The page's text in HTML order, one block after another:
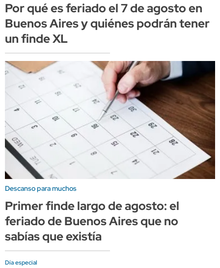
Por qué es feriado el 7 de agosto en
Buenos Aires y quiénes podrán tener
un finde XL
Descanso para muchos
Primer finde largo de agosto: el
feriado de Buenos Aires que no
sabías que existía
Día especial